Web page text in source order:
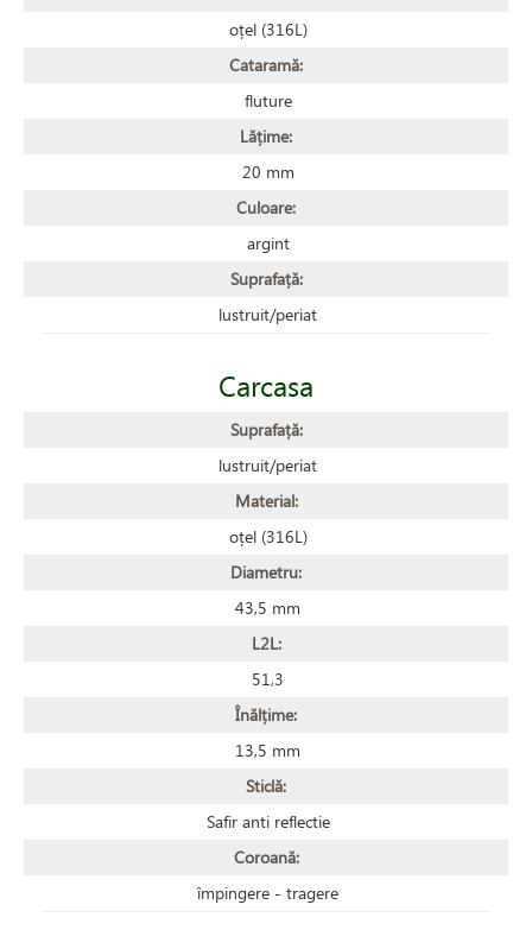
oțel (316L)
Cataramă:
fluture
Lățime:
20 mm
Culoare:
argint
Suprafață:
lustruit/periat
Carcasa
Suprafață:
lustruit/periat
Material:
oțel (316L)
Diametru:
43,5 mm
L2L:
51,3
Înălțime:
13,5 mm
Sticlă:
Safir anti reflectie
Coroană:
împingere - tragere